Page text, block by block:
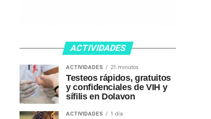
ACTIVIDADES
ACTIVIDADES 21 minutos
Testeos rápidos, gratuitos
y confidenciales de VIH y
sífilis en Dolavon
ACTIVIDADES 1 día